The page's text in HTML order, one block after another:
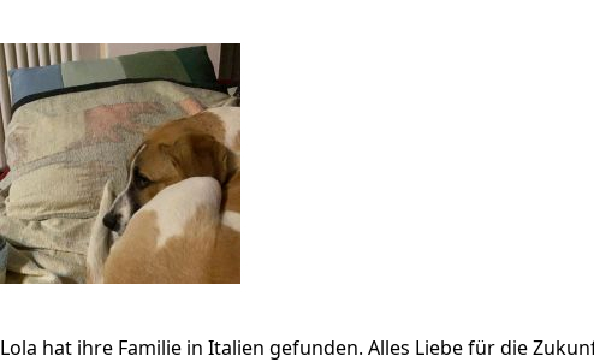
Lola hat ihre Familie in Italien gefunden. Alles Liebe für die